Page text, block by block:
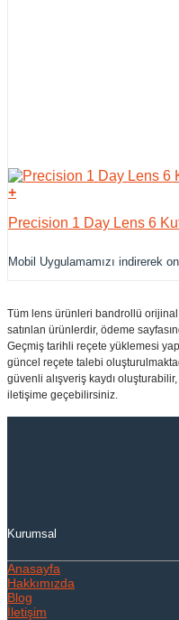
+
Precision 1 Day Lens 6
Mobil Uygulamamızı indirerek
Tüm lens ürünleri bandrollü orijinal
satınlan ürünlerdir, ödeme
Geçmiş tarihli reçete yüklemesi
güncel reçete talebi
güvenli alışveriş kaydı
iletişime geçebilirsiniz.
Kurumsal
Anasayfa
Hakkımızda
Blog
İletişim